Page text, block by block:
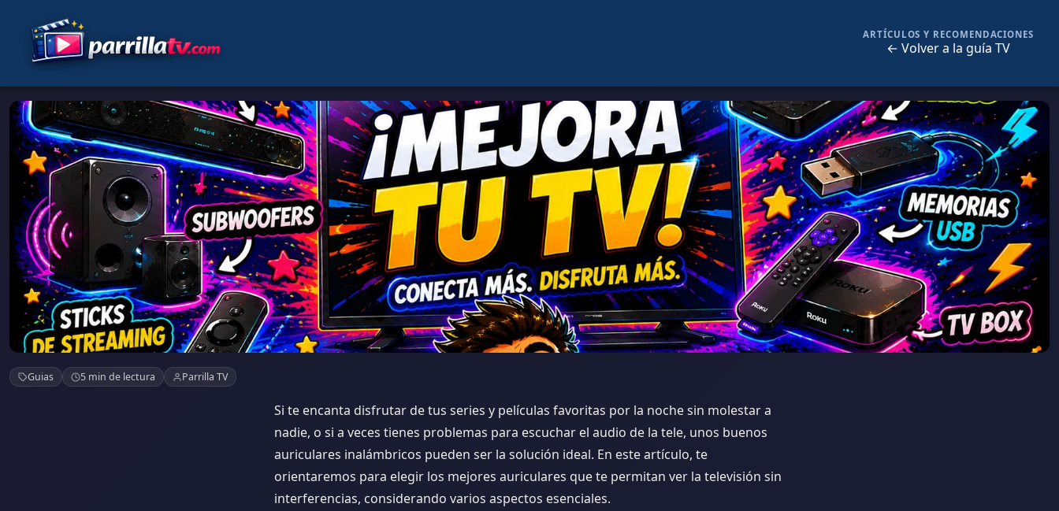
ARTÍCULOS Y RECOMENDACIONES
← Volver a la guía TV
Los mejores auriculares inalámbricos para ver la televisión sin
Guias 5 min de lectura Parrilla TV
Si te encanta disfrutar de tus series y películas favoritas por la noche sin molestar a
nadie, o si a veces tienes problemas para escuchar el audio de la tele, unos buenos
auriculares inalámbricos pueden ser la solución ideal. En este artículo, te
orientaremos para elegir los mejores auriculares que te permitan ver la televisión sin
interferencias, considerando varios aspectos esenciales.